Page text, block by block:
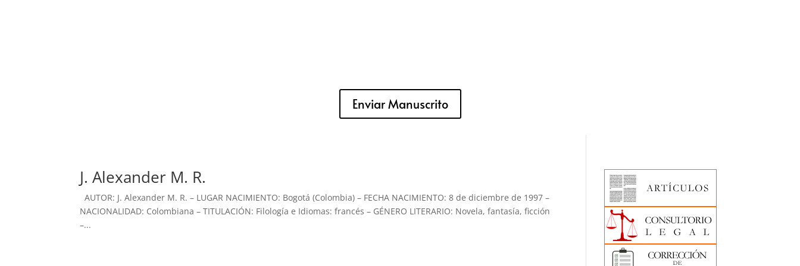
Enviar Manuscrito
J. Alexander M. R.
AUTOR: J. Alexander M. R. – LUGAR NACIMIENTO: Bogotá (Colombia) – FECHA NACIMIENTO: 8 de diciembre de 1997 –
NACIONALIDAD: Colombiana – TITULACIÓN: Filología e Idiomas: francés – GÉNERO LITERARIO: Novela, fantasía, ficción
–...